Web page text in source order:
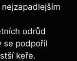
odrůd
se podpořil
keře.